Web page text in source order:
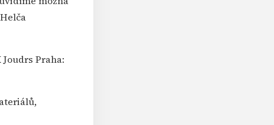
Praha: